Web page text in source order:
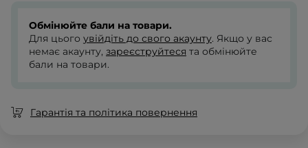
Обмінюйте бали на товари.
Для цього увійдіть до свого акаунту. Якщо у вас
немає акаунту, зареєструйтеся та обмінюйте
бали на товари.
Гарантія та політика повернення